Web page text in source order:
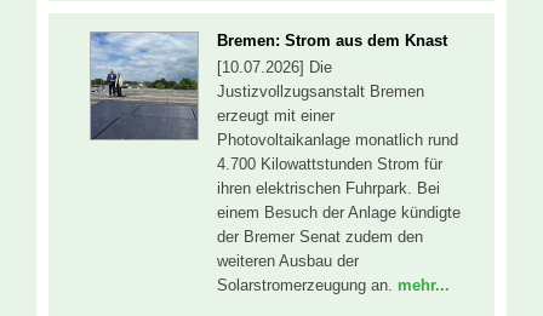
Bremen: Strom aus dem Knast
[10.07.2026] Die
Justizvollzugsanstalt Bremen
erzeugt mit einer
Photovoltaikanlage monatlich rund
4.700 Kilowattstunden Strom für
ihren elektrischen Fuhrpark. Bei
einem Besuch der Anlage kündigte
der Bremer Senat zudem den
weiteren Ausbau der
Solarstromerzeugung an. mehr...